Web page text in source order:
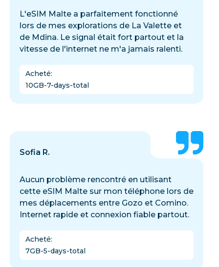
L'eSIM Malte a parfaitement fonctionné
lors de mes explorations de La Valette et
de Mdina. Le signal était fort partout et la
vitesse de l'internet ne m'a jamais ralenti.
Acheté:
10GB-7-days-total
Sofia R.
Aucun problème rencontré en utilisant
cette eSIM Malte sur mon téléphone lors de
mes déplacements entre Gozo et Comino.
Internet rapide et connexion fiable partout.
Acheté:
7GB-5-days-total